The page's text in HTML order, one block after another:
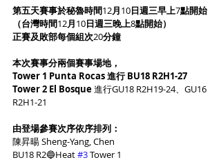
第五天賽事於秘魯時間12月10日週三早上7點開始
（台灣時間12月10日週三晚上8點開始）
正賽及敗部每個組次20分鐘
本次賽事分兩個賽事場地，
Tower 1 Punta Rocas 進行 BU18 R2H1-27
Tower 2 El Bosque 進行GU18 R2H19-24、GU16
R2H1-21
由登場參賽次序依序排列：
陳昇暘 Sheng-Yang, Chen
BU18 R2🔵Heat #3 Tower 1